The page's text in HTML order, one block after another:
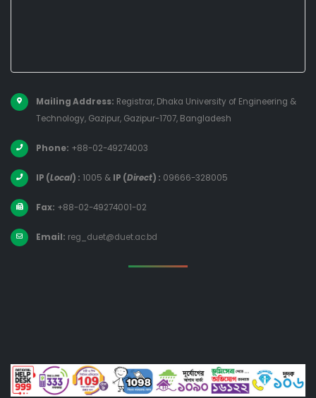
Mailing Address: Registrar, Dhaka University of Engineering &
Technology, Gazipur, Gazipur-1707, Bangladesh
Phone: +88-02-49274003
IP (Local) : 1005 & IP (Direct) : 09666-328005
Fax: +88-02-49274001-02
Email: reg_duet@duet.ac.bd